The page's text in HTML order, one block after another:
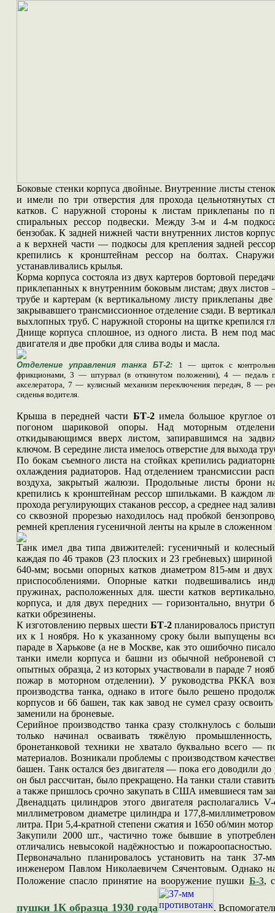
Боковые стенки корпуса двойные. Внутренние листы
и имели по три отверстия для прохода цельнотянутых
катков. С наружной стороны к листам приклепаны по
спиральных рессор подвески. Между 3-м и 4-м
бензобак. К задней нижней части внутренних листов
а к верхней части — подкосы для крепления задней
крепились к кронштейнам рессор на болтах.
устанавливались крылья.
Корма корпуса состояла из двух картеров бортовой
приклепанных к внутренним боковым листам; двух
трубе и картерам (к вертикальному листу приклепаны
закрывавшего трансмиссионное отделение сзади. В
выхлопных труб. С наружной стороны на щитке крепился
Днище корпуса сплошное, из одного листа. В нем под
двигателя и две пробки для слива воды и масла.
Отделение управления танка БТ-2:
1 — щиток с
фрикционами, 3 — штурвал (в откинутом положении), 4 — педаль
акселератора, 7 — кулисный механизм переключения передач, 8 —
сиденья водителя.
Крыша в передней части БТ-2имела большое круглое
погоном шариковой опоры. Над моторным
откидывающимся вверх листом, запиравшимся на
ключом. В середине листа имелось отверстие для выхода
По бокам съемного листа на стойках крепились
охлаждения радиаторов. Над отделением трансмиссии
воздуха, закрытый жалюзи. Продольные листы брони
крепились к кронштейнам рессор шпильками. В каждом
прохода регулирующих стаканов рессор, а среднее над
со сквозной прорезью находилось над пробкой
ремней крепления гусеничной ленты на крыле в сложенном
Танк имел два типа движителей: гусеничный и
каждая по 46 траков (23 плоских и 23 гребневых)
640-мм; восьми опорных катков диаметром 815-мм и
приспособлениями. Опорные катки подвешивались
пружинах, расположенных для. шести катков
корпуса, и для двух передних — горизонтально, внутри
катки обрезинены.
К изготовлению первых шестиБТ-2 планировалось
их к 1 ноября. Но к указанному сроку были выпущены
параде в Харькове (а не в Москве, как это ошибочно
танки имели корпуса и башни из обычной неброневой
опытных образца, 2 из которых участвовали в параде 7
пожар в моторном отделении). У руководства РККА
производства танка, однако в итоге было решено
корпусов и 66 башен, так как завод не сумел сразу
заменили на броневые.
Серийное производство танка сразу столкнулось с
только начинал осваивать тяжёлую
бронетанковой техники не хватало буквально всего —
материалов. Возникали проблемы с производством
башен. Танк остался без двигателя — пока его доводили
он был рассчитан, было прекращено. На танки стали
а также пришлось срочно закупать в США имевшиеся там
Двенадцать цилиндров этого двигателя располагались
миллиметровом диаметре цилиндра и 177,8-
литра. При 5,4-кратной степени сжатия и 1650 об/мин
Закупили 2000 шт., частично тоже бывшие в
отличались невысокой надёжностью и
Первоначально планировалось установить на танк
инженером Павлом Николаевичем Сячентовым. Однако
Положение спасло принятие на вооружение пушки Б-3,
пушки 1К образца 1930 года .